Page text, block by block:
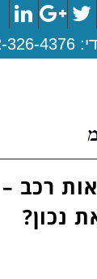
Twitter
Google+
326-4376
רכב
נכון?